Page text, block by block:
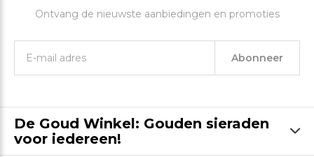
Ontvang de nieuwste aanbiedingen en promoties
Abonneer
De Goud Winkel: Gouden sieraden
voor iedereen!